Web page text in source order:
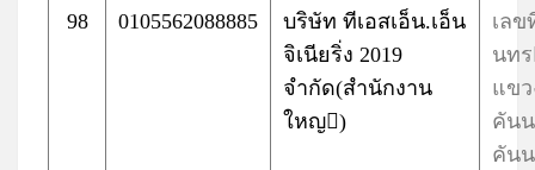
98 0105562088885
บริษัท ทีเอสเอ็น.เอ็น
จิเนียริ่ง 2019
จำกัด(สำนักงาน
ใหญ)
เล
นท
แข
คัน
คัน